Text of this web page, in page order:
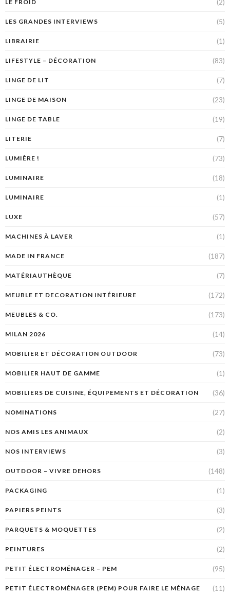
LE FROID
LES GRANDES INTERVIEWS (5)
LIBRAIRIE (1)
LIFESTYLE – DÉCORATION (83)
LINGE DE LIT (7)
LINGE DE MAISON (23)
LINGE DE TABLE (19)
LITERIE (7)
LUMIÈRE ! (73)
LUMINAIRE (18)
LUMINAIRE (1)
LUXE (57)
MACHINES À LAVER (1)
MADE IN FRANCE (187)
MATÉRIAUTHÈQUE (7)
MEUBLE ET DECORATION INTÉRIEURE (172)
MEUBLES & CO. (173)
MILAN 2026 (14)
MOBILIER ET DÉCORATION OUTDOOR (73)
MOBILIER HAUT DE GAMME (1)
MOBILIERS DE CUISINE, ÉQUIPEMENTS ET DÉCORATION (36)
NOMINATIONS (27)
NOS AMIS LES ANIMAUX (2)
NOS INTERVIEWS (3)
OUTDOOR – VIVRE DEHORS (148)
PACKAGING (1)
PAPIERS PEINTS (3)
PARQUETS & MOQUETTES (2)
PEINTURES (2)
PETIT ÉLECTROMÉNAGER – PEM (95)
PETIT ÉLECTROMÉNAGER (PEM) POUR FAIRE LE MÉNAGE (11)